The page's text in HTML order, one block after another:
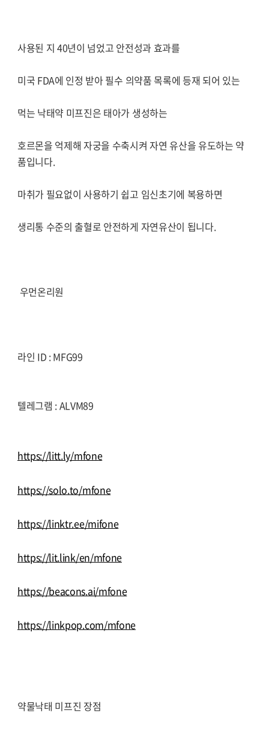
사용된 지 40년이 넘었고 안전성과 효과를
미국 FDA에 인정 받아 필수 의약품 목록에 등재 되어 있는
먹는 낙태약 미프진은 태아가 생성하는
호르몬을 억제해 자궁을 수축시켜 자연 유산을 유도하는 약
품입니다.
마취가 필요없이 사용하기 쉽고 임신초기에 복용하면
생리통 수준의 출혈로 안전하게 자연유산이 됩니다.
우먼온리원
라인 ID : MFG99
텔레그램 : ALVM89
https://litt.ly/mfone
https://solo.to/mfone
https://linktr.ee/mifone
https://lit.link/en/mfone
https://beacons.ai/mfone
https://linkpop.com/mfone
약물낙태 미프진 장점